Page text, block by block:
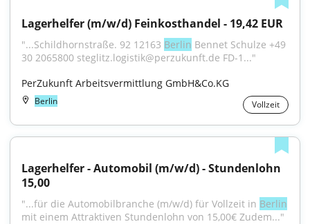
Lagerhelfer (m/w/d) Feinkosthandel - 19,42 EUR
"...Schildhornstraße. 92 12163 Berlin Bennet Schulze +49
30 2065800 steglitz.logistik@perzukunft.de FD-1..."
PerZukunft Arbeitsvermittlung GmbH&Co.KG
Berlin Vollzeit
Lagerhelfer - Automobil (m/w/d) - Stundenlohn
15,00
"...für die Automobilbranche (m/w/d) für Vollzeit in Berlin
mit einem Attraktiven Stundenlohn von 15,00€ Zudem..."